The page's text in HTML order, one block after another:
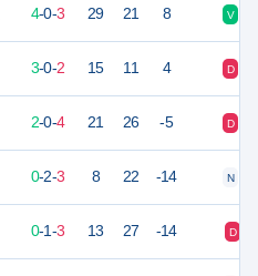
4-0-3 29 21 8 V
3-0-2 15 11 4 D
2-0-4 21 26 -5 D
0-2-3 8 22 -14 N
0-1-3 13 27 -14 D